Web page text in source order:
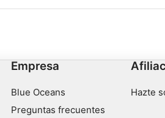
Empresa
Blue Oceans
Preguntas frecuentes
Hazte